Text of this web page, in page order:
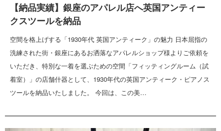
【納品実績】銀座のアパレル店へ英国アンティー
クスツールを納品
空間を格上げする「1930年代 英国アンティーク」の魅力 日本屈指の
洗練された街・銀座にあるお洒落なアパレルショップ様よりご依頼を
いただき、特別な一着を選ぶための空間「フィッティングルーム（試
着室）」の店舗什器として、1930年代の英国アンティーク・ピアノス
ツールを納品いたしました。 今回は、この美…